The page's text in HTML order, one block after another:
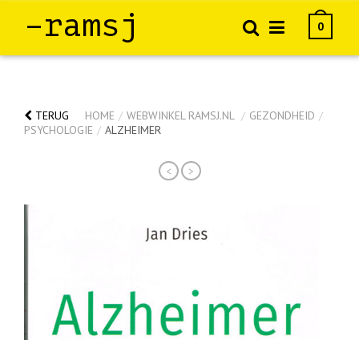
–ramsj 0
TERUG HOME / WEBWINKEL RAMSJ.NL / GEZONDHEID /
PSYCHOLOGIE / ALZHEIMER
< >